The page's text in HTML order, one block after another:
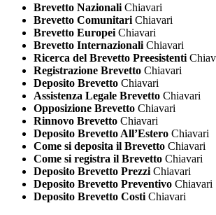
Brevetto Nazionali Chiavari
Brevetto Comunitari Chiavari
Brevetto Europei Chiavari
Brevetto Internazionali Chiavari
Ricerca del Brevetto Preesistenti
Registrazione Brevetto Chiavari
Deposito Brevetto Chiavari
Assistenza Legale Brevetto Chiavari
Opposizione Brevetto Chiavari
Rinnovo Brevetto Chiavari
Deposito Brevetto All’Estero Chiavari
Come si deposita il Brevetto Chiavari
Come si registra il Brevetto Chiavari
Deposito Brevetto Prezzi Chiavari
Deposito Brevetto Preventivo Chiavari
Deposito Brevetto Costi Chiavari